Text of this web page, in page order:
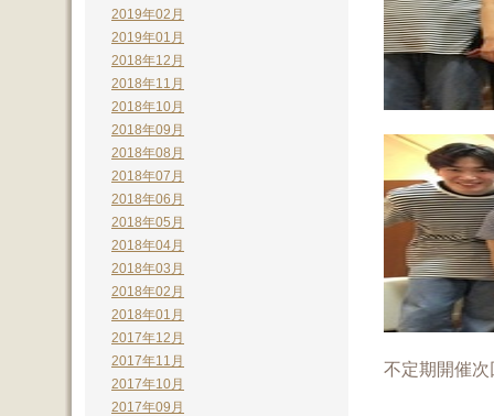
不定期開催
2019年02月
2019年01月
2018年12月
2018年11月
2018年10月
2018年09月
2018年08月
2018年07月
2018年06月
2018年05月
2018年04月
2018年03月
2018年02月
2018年01月
2017年12月
2017年11月
2017年10月
2017年09月